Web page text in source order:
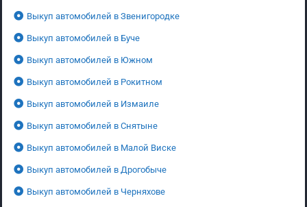
Выкуп автомобилей в Звенигородке
Выкуп автомобилей в Буче
Выкуп автомобилей в Южном
Выкуп автомобилей в Рокитном
Выкуп автомобилей в Измаиле
Выкуп автомобилей в Снятыне
Выкуп автомобилей в Малой Виске
Выкуп автомобилей в Дрогобыче
Выкуп автомобилей в Черняхове